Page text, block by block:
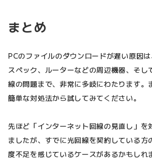
まとめ
PCのファイルのダウンロードが遅い原因
スペック、ルーターなどの周辺機器、そし
線の問題まで、非常に多岐にわたります。
簡単な対処法から試してみてください。
先ほど「インターネット回線の見直し」を
ましたが、すでに光回線を契約している方
度不足を感じているケースがあるかもしれ